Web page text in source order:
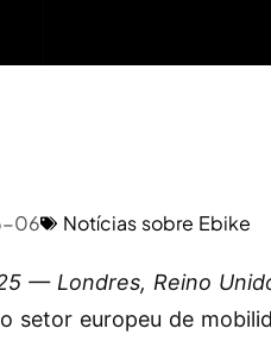
06 Notícias sobre Ebike
— Londres, Reino
setor europeu de